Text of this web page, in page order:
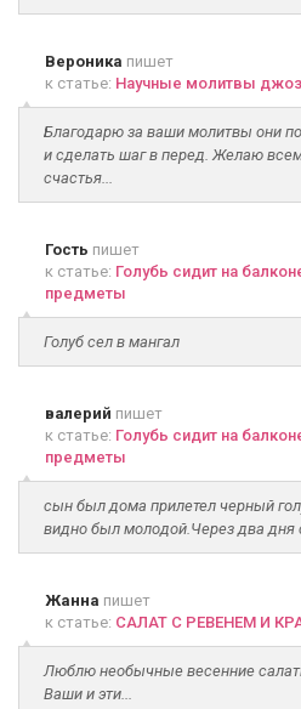
Вероника пишет
к статье: Научные молитвы
Благодарю за ваши молитвы они
и сделать шаг в перед. Желаю
счастья...
Гость пишет
к статье: Голубь сидит на
предметы
Голуб сел в мангал
валерий пишет
к статье: Голубь сидит на
предметы
сын был дома прилетел черный
видно был молодой.Через два дня
Жанна пишет
к статье: САЛАТ С РЕВЕНЕМ И
Люблю необычные весенние
Ваши и эти...